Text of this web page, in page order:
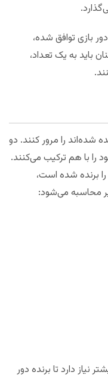
بازی توافق شده،
باید به یک تعداد،
شده‌اند را مرور کنند. دو
را با هم ترکیب می‌کنند.
برنده شده است،
محاسبه می‌شود:
به 61 امتیاز یا بیشتر نیاز دارد تا برنده دور